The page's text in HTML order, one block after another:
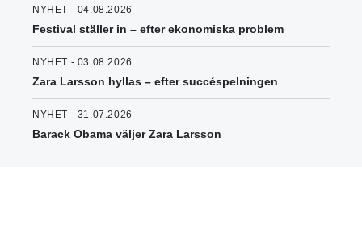
NYHET - 04.08.2026
Festival ställer in – efter ekonomiska problem
NYHET - 03.08.2026
Zara Larsson hyllas – efter succéspelningen
NYHET - 31.07.2026
Barack Obama väljer Zara Larsson